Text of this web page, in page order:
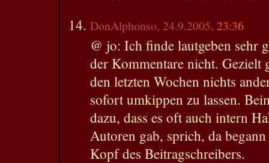
DonAlphonso, 24.9.2005, 23:36
@ jo: Ich finde lautgeben sehr
der Kommentare nicht. Gezielt
den letzten Wochen nichts
sofort umkippen zu lassen.
dazu, dass es oft auch intern
Autoren gab, sprich, da
Kopf des Beitragschreibers.